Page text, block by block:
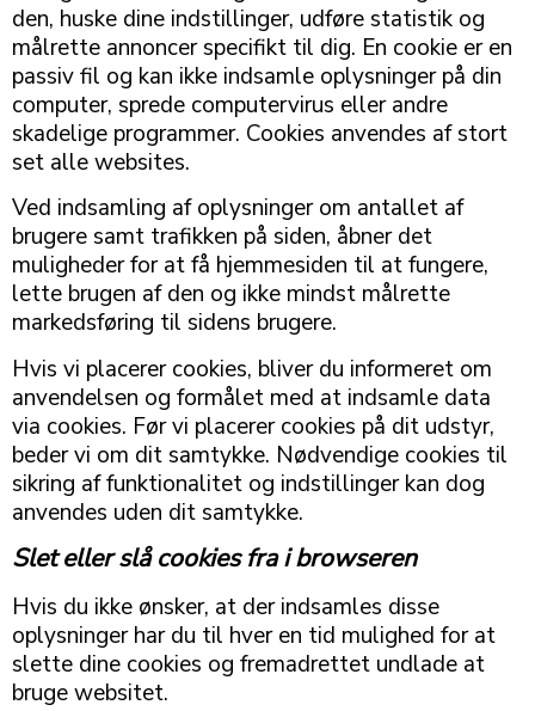
den, huske dine indstillinger, udføre statistik og
målrette annoncer specifikt til dig. En cookie er en
passiv fil og kan ikke indsamle oplysninger på din
computer, sprede computervirus eller andre
skadelige programmer. Cookies anvendes af stort
set alle websites.
Ved indsamling af oplysninger om antallet af
brugere samt trafikken på siden, åbner det
muligheder for at få hjemmesiden til at fungere,
lette brugen af den og ikke mindst målrette
markedsføring til sidens brugere.
Hvis vi placerer cookies, bliver du informeret om
anvendelsen og formålet med at indsamle data
via cookies. Før vi placerer cookies på dit udstyr,
beder vi om dit samtykke. Nødvendige cookies til
sikring af funktionalitet og indstillinger kan dog
anvendes uden dit samtykke.
Slet eller slå cookies fra i browseren
Hvis du ikke ønsker, at der indsamles disse
oplysninger har du til hver en tid mulighed for at
slette dine cookies og fremadrettet undlade at
bruge websitet.